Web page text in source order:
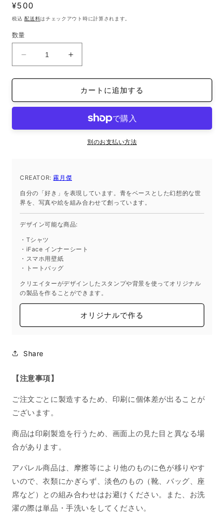
デ
ィ
(1)
を
通
常
価
格
¥500
税込配送料はチェックアウト時に計算されます。
数量
受
像
を
減
ら
す
ス
受
像
を
増
や
す
カートに追加する
別のお支払い方法
CREATOR:霧月傑
自分の「好き」を表現しています。青をベースとした幻想的な世
界を、写真や絵を組み合わせて創っています。
デザイン可能な商品:
・Tシャツ
・iFace インナーシート
・スマホ用壁紙
・トートバッグ
クリエイターがデザインしたスタンプや背景を使ってオリジナル
の製品を作ることができます。
オリジナルで作る
Share
【注意事項】
ご注文ごとに製造するため、印刷に個体差が出ることが
ございます。
商品は印刷製造を行うため、画面上の見た目と異なる場
合があります。
アパレル商品は、摩擦等により他のものに色が移りやす
いので、衣類にかぎらず、淡色のもの（靴、バッグ、座
席など）との組み合わせはお避けください。また、お洗
濯の際は単品・手洗いをしてください。